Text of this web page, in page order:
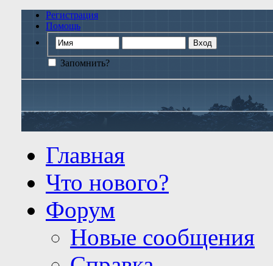
Регистрация
Помощь
Запомнить?
Главная
Что нового?
Форум
Новые сообщения